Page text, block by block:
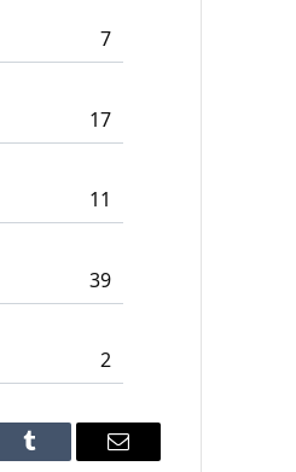
7
17
11
39
2
Tumblr Email